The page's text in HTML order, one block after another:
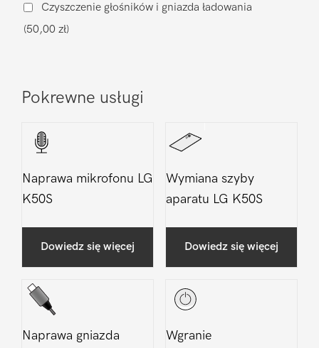
Czyszczenie głośników i gniazda ładowania
(50,00 zł)
Pokrewne usługi
Naprawa mikrofonu LG
K50S
Dowiedz się więcej
Wymiana szyby
aparatu LG K50S
Dowiedz się więcej
Naprawa gniazda
Wgranie